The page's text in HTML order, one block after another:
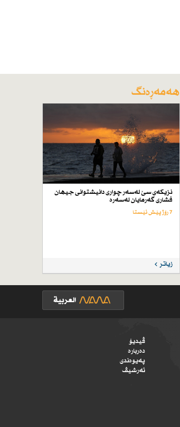
هەمەڕەنگ
نزیكەی سێ لەسەر چواری دانیشتوانی جیهان
فشاری گەرمایان لەسەرە
7 رۆژ پێش ئێستا
زیاتر
ڤیدیۆ
دەربارە
پەیوەندی
ئەرشیڤ